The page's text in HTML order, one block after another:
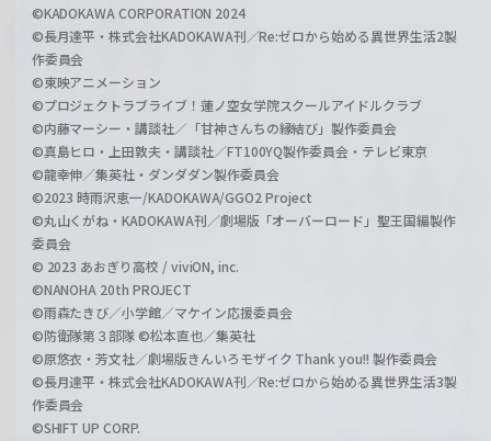
©KADOKAWA CORPORATION 2024
©長月達平・株式会社KADOKAWA刊／Re:ゼロから始める異世界生活2製
作委員会
©東映アニメーション
©プロジェクトラブライブ！蓮ノ空女学院スクールアイドルクラブ
©内藤マーシー・講談社／「甘神さんちの縁結び」製作委員会
©真島ヒロ・上田敦夫・講談社／FT100YQ製作委員会・テレビ東京
©龍幸伸／集英社・ダンダダン製作委員会
©2023 時雨沢恵一/KADOKAWA/GGO2 Project
©丸山くがね・KADOKAWA刊／劇場版「オーバーロード」聖王国編製作
委員会
© 2023 あおぎり高校 / viviON, inc.
©NANOHA 20th PROJECT
©雨森たきび／小学館／マケイン応援委員会
©防衛隊第３部隊 ©松本直也／集英社
©原悠衣・芳文社／劇場版きんいろモザイク Thank you!! 製作委員会
©長月達平・株式会社KADOKAWA刊／Re:ゼロから始める異世界生活3製
作委員会
©SHIFT UP CORP.